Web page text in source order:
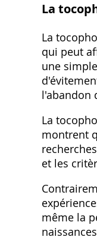
La
La
qui peut
une
l'abandon
La
montrent
et les
même la